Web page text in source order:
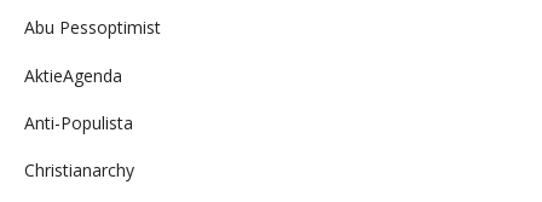
Abu Pessoptimist
AktieAgenda
Anti-Populista
Christianarchy